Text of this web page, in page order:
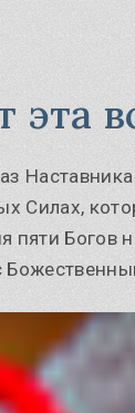
Силах,
пяти